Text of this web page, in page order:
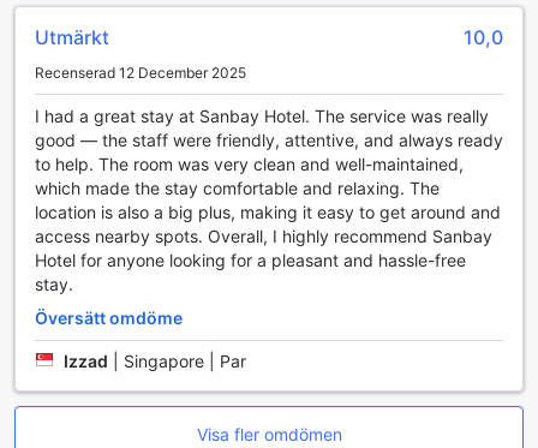
Matupplevelser på Sanbay Hotel
Sanbay Hotel i Sandakan erbjuder en unik och minnesvärd
matupplevelse som är perfekt för både lokalbefolkningen
och besökare. Hotellets restaurang är en fristad för
gourmeter och matälskare, där en rad läckra rätter från det
malaysiska köket serveras i en inbjudande och modern
atmosfär. Med fokus på färska, lokala ingredienser, kan
gästerna njuta av smakrika måltider som är både
traditionella och innovativa. Restaurangen är designad för
att ge en avkopplande miljö, vilket gör det till en perfekt
plats för att njuta av en romantisk middag eller en livlig
familjemåltid.
För dem som föredrar att äta i sin egen takt, erbjuder
Sanbay Hotel också rumsservice, vilket gör det möjligt för
gästerna att njuta av sina måltider i bekvämligheten av sitt
Utmärkt 10,0
Recenserad 12 December 2025
I had a great stay at Sanbay Hotel. The service was really
good — the staff were friendly, attentive, and always ready
to help. The room was very clean and well-maintained,
which made the stay comfortable and relaxing. The
location is also a big plus, making it easy to get around and
access nearby spots. Overall, I highly recommend Sanbay
Hotel for anyone looking for a pleasant and hassle-free
stay.
Översätt omdöme
Izzad Singapore | Par
Visa fler omdömen